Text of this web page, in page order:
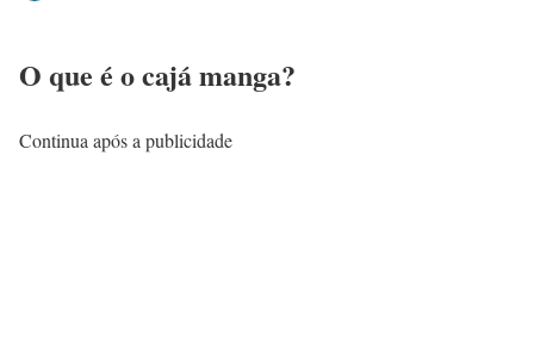
O que é o cajá manga?
Continua após a publicidade